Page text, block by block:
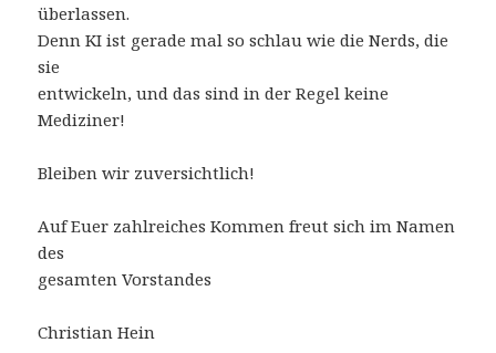
überlassen.
Denn KI ist gerade mal so schlau wie die Nerds, die
sie
entwickeln, und das sind in der Regel keine
Mediziner!
Bleiben wir zuversichtlich!
Auf Euer zahlreiches Kommen freut sich im Namen
des
gesamten Vorstandes
Christian Hein